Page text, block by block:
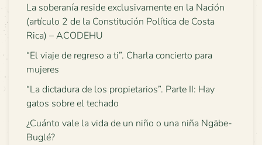
La soberanía reside exclusivamente en la Nación
(artículo 2 de la Constitución Política de Costa
Rica) – ACODEHU
“El viaje de regreso a ti”. Charla concierto para
mujeres
“La dictadura de los propietarios”. Parte II: Hay
gatos sobre el techado
¿Cuánto vale la vida de un niño o una niña Ngäbe-
Buglé?